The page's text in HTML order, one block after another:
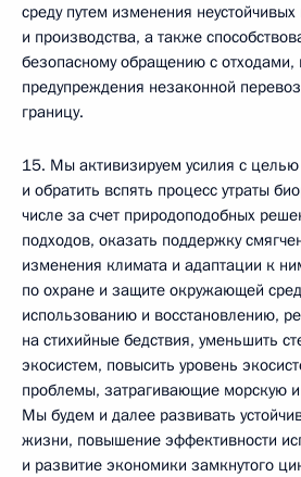
среду путем изменения
и производства, а также
безопасному обращению с отходами,
предупреждения незаконной
границу.
15. Мы активизируем усилия с целью
и обратить вспять процесс утраты
числе за счет природоподобных
подходов, оказать поддержку
изменения климата и адаптации к
по охране и защите окружающей
использованию и восстановлению,
на стихийные бедствия, уменьшить
экосистем, повысить уровень
проблемы, затрагивающие морскую
Мы будем и далее развивать
жизни, повышение эффективности
и развитие экономики замкнутого